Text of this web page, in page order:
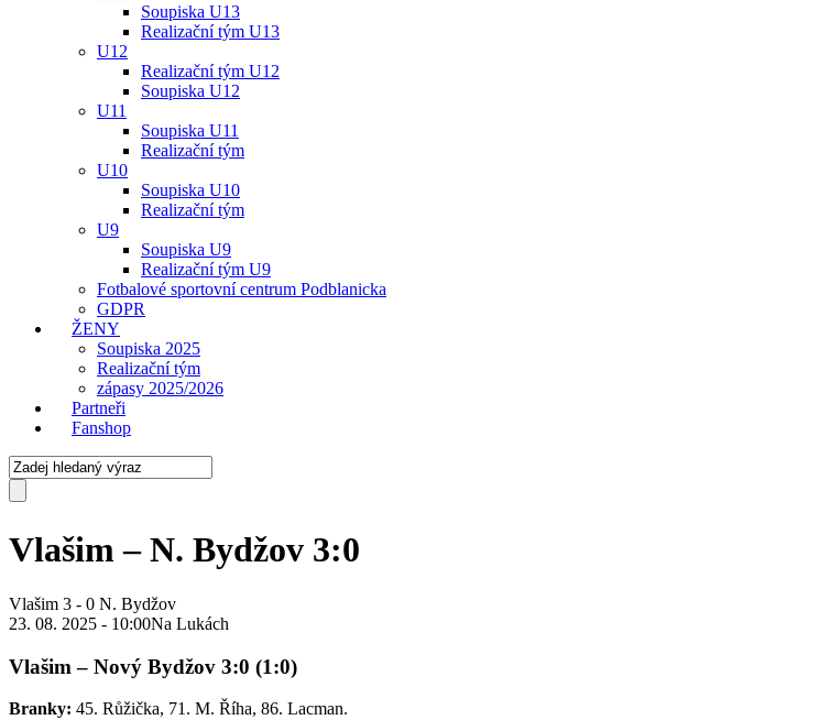
Soupiska U13
Realizační tým U13
U12
Realizační tým U12
Soupiska U12
U11
Soupiska U11
Realizační tým
U10
Soupiska U10
Realizační tým
U9
Soupiska U9
Realizační tým U9
Fotbalové sportovní centrum Podblanicka
GDPR
ŽENY
Soupiska 2025
Realizační tým
zápasy 2025/2026
Partneři
Fanshop
Vlašim – N. Bydžov 3:0
Vlašim 3 - 0 N. Bydžov
23. 08. 2025 - 10:00Na Lukách
Vlašim – Nový Bydžov 3:0 (1:0)
Branky: 45. Růžička, 71. M. Říha, 86. Lacman.